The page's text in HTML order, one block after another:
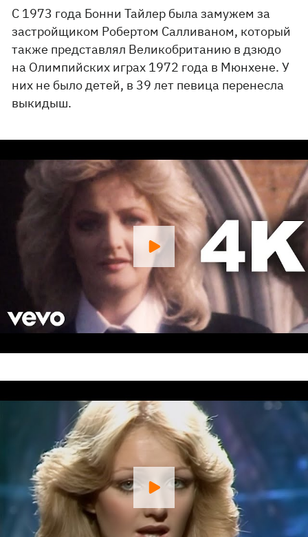
С 1973 года Бонни Тайлер была замужем за
застройщиком Робертом Салливаном, который
также представлял Великобританию в дзюдо
на Олимпийских играх 1972 года в Мюнхене. У
них не было детей, в 39 лет певица перенесла
выкидыш.